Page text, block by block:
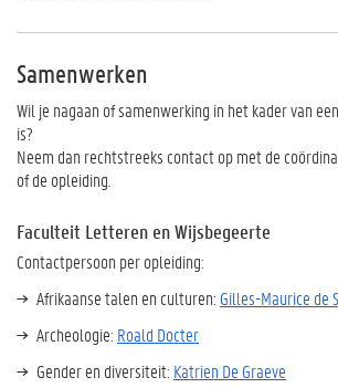
Samenwerken
Wil je nagaan of samenwerking in het kader van
is?
Neem dan rechtstreeks contact op met de
of de opleiding.
Faculteit Letteren en Wijsbegeerte
Contactpersoon per opleiding:
Afrikaanse talen en culturen: Gilles-Maurice de
Archeologie: Roald Docter
Gender en diversiteit: Katrien De Graeve